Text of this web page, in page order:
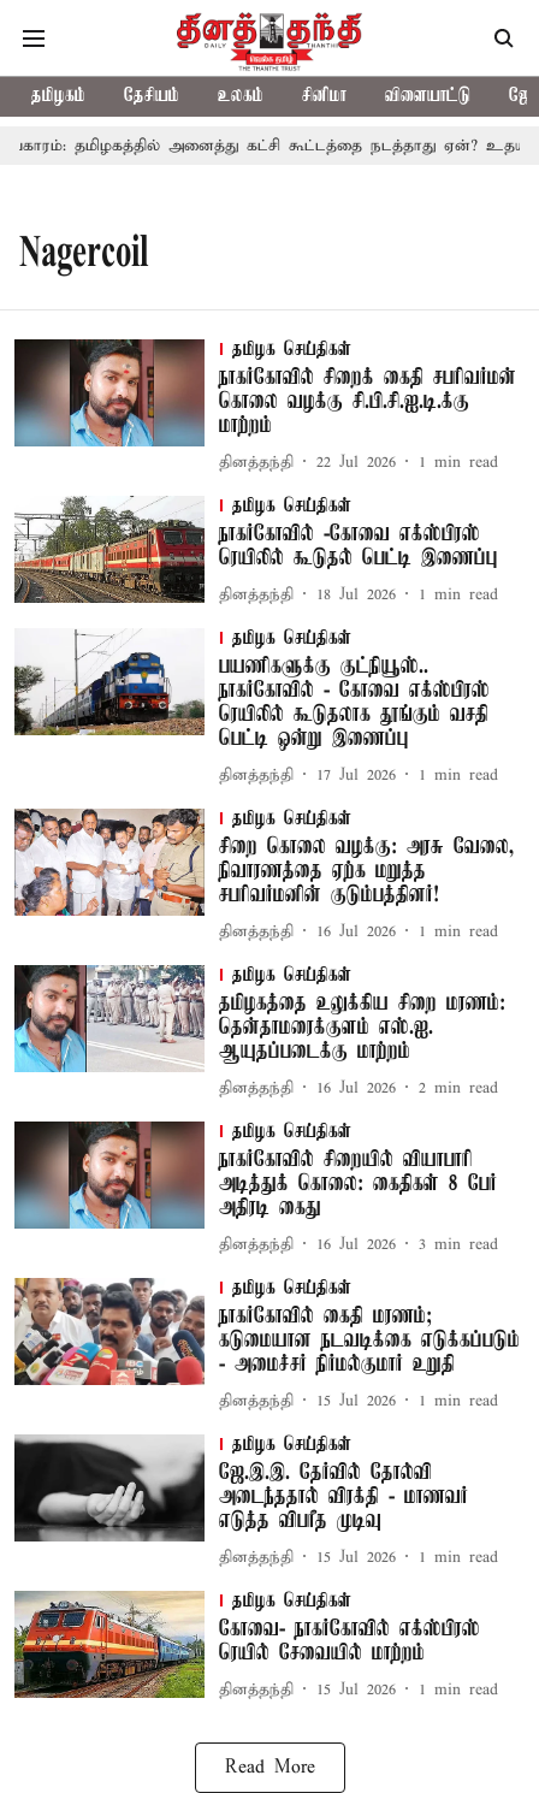
தமிழகம் தேசியம் உலகம் சினிமா விளையாட்டு
தமிழகத்தில் அனைத்து கட்சி கூட்டத்தை நடத்தாது ஏன்?
Nagercoil
தமிழக செய்திகள்
நாகர்கோவில் சிறைக் கைதி சபரிவர்மன்
கொலை வழக்கு சி.பி.சி.ஐ.டி.க்கு
மாற்றம்
தினத்தந்தி 22 Jul 2026 1 min read
தமிழக செய்திகள்
நாகர்கோவில் -கோவை எக்ஸ்பிரஸ்
ரெயிலில் கூடுதல் பெட்டி இணைப்பு
தினத்தந்தி 18 Jul 2026 1 min read
தமிழக செய்திகள்
பயணிகளுக்கு குட்நியூஸ்..
நாகர்கோவில் - கோவை எக்ஸ்பிரஸ்
ரெயிலில் கூடுதலாக தூங்கும் வசதி
பெட்டி ஒன்று இணைப்பு
தினத்தந்தி 17 Jul 2026 1 min read
தமிழக செய்திகள்
சிறை கொலை வழக்கு: அரசு வேலை,
நிவாரணத்தை ஏற்க மறுத்த
சபரிவர்மனின் குடும்பத்தினர்!
தினத்தந்தி 16 Jul 2026 1 min read
தமிழக செய்திகள்
தமிழகத்தை உலுக்கிய சிறை மரணம்:
தென்தாமரைக்குளம் எஸ்.ஐ.
ஆயுதப்படைக்கு மாற்றம்
தினத்தந்தி 16 Jul 2026 2 min read
தமிழக செய்திகள்
நாகர்கோவில் சிறையில் வியாபாரி
அடித்துக் கொலை: கைதிகள் 8 பேர்
அதிரடி கைது
தினத்தந்தி 16 Jul 2026 3 min read
தமிழக செய்திகள்
நாகர்கோவில் கைதி மரணம்;
கடுமையான நடவடிக்கை எடுக்கப்படும்
- அமைச்சர் நிர்மல்குமார் உறுதி
தினத்தந்தி 15 Jul 2026 1 min read
தமிழக செய்திகள்
ஜே.இ.இ. தேர்வில் தோல்வி
அடைந்ததால் விரக்தி - மாணவர்
எடுத்த விபரீத முடிவு
தினத்தந்தி 15 Jul 2026 1 min read
தமிழக செய்திகள்
கோவை- நாகர்கோவில் எக்ஸ்பிரஸ்
ரெயில் சேவையில் மாற்றம்
தினத்தந்தி 15 Jul 2026 1 min read
Read More